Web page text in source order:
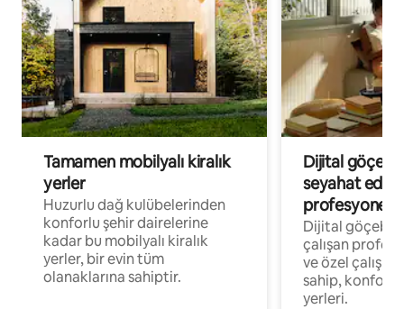
Tamamen mobilyalı kiralık
yerler
Huzurlu dağ kulübelerinden
konforlu şehir dairelerine
kadar bu mobilyalı kiralık
yerler, bir evin tüm
olanaklarına sahiptir.
Dijital
seyahat eden
Dijital
çalışan
ve özel
sahip,
yerleri.